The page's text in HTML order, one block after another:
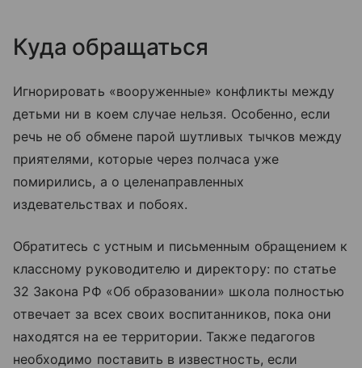
Куда обращаться
Игнорировать «вооруженные» конфликты между
детьми ни в коем случае нельзя. Особенно, если
речь не об обмене парой шутливых тычков между
приятелями, которые через полчаса уже
помирились, а о целенаправленных
издевательствах и побоях.
Обратитесь с устным и письменным обращением к
классному руководителю и директору: по статье
32 Закона РФ «Об образовании» школа полностью
отвечает за всех своих воспитанников, пока они
находятся на ее территории. Также педагогов
необходимо поставить в известность, если